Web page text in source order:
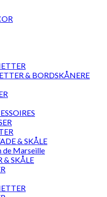
& BORDSKÅNERE
& SKÅLE
de Marseille
& SKÅLE